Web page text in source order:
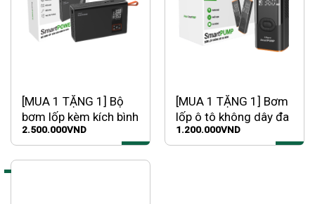
[MUA 1 TẶNG 1] Bộ
bơm lốp kèm kích bình
đa năng SmartPOWER
2.500.000VND
[MUA 1 TẶNG 1] Bơm
lốp ô tô không dây đa
năng SmartPUMP
1.200.000VND